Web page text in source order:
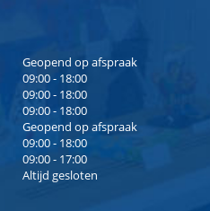
Geopend op afspraak
09:00 - 18:00
09:00 - 18:00
09:00 - 18:00
Geopend op afspraak
09:00 - 18:00
09:00 - 17:00
Altijd gesloten